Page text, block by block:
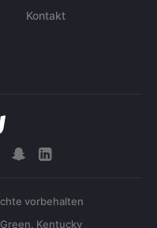
Kontakt
vorbehalten